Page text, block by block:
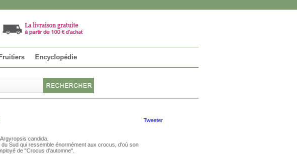
Fruitiers Encyclopédie
candida.
Sud qui ressemble énormément aux crocus, d'où son
de "Crocus d'automne".
Tweeter